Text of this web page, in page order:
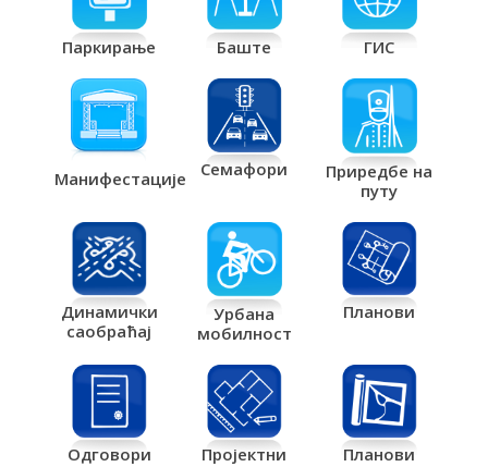
Паркирање Баште ГИС
Манифестације Семафори
Приредбе на
путу
Динамички
саобраћај
Урбана
мобилност
Планови
Одговори
Пројектни
Планови